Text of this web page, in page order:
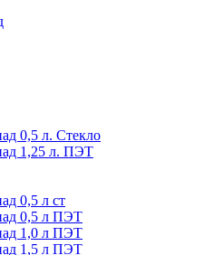
0,5 л. Стекло
1,25 л. ПЭТ
0,5 л ст
0,5 л ПЭТ
1,0 л ПЭТ
1,5 л ПЭТ